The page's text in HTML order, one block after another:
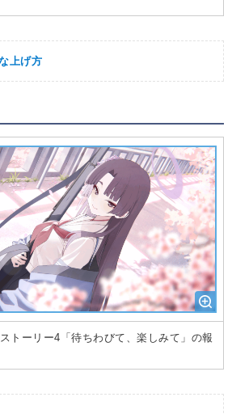
上げ方
トーリー4「待ちわびて、楽しみて」の報